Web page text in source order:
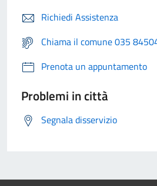
Richiedi Assistenza
Chiama il comune 035
Prenota un appuntamento
Problemi in città
Segnala disservizio